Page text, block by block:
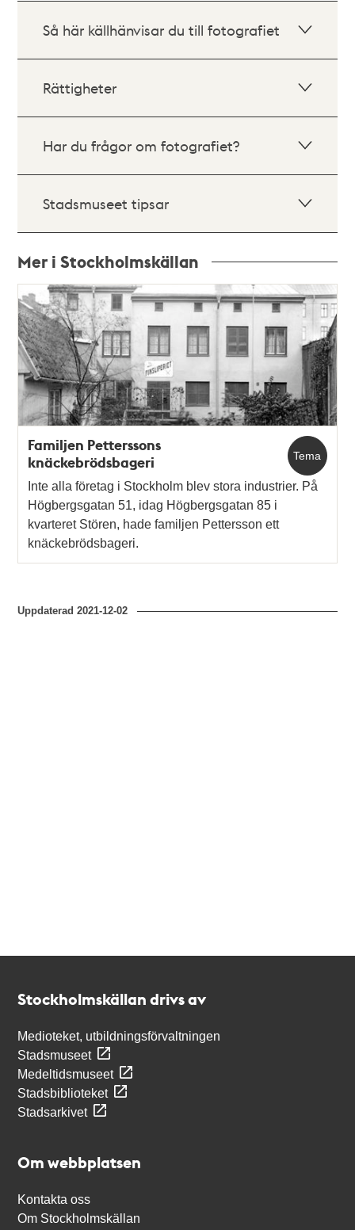
Så här källhänvisar du till fotografiet
Rättigheter
Har du frågor om fotografiet?
Stadsmuseet tipsar
Mer i Stockholmskällan
Relaterade
poster
och
teman
Tema
Familjen Petterssons
knäckebrödsbageri
Inte alla företag i Stockholm blev stora industrier. På
Högbergsgatan 51, idag Högbergsgatan 85 i
kvarteret Stören, hade familjen Pettersson ett
knäckebrödsbageri.
Uppdaterad2021-12-02
Stockholmskällan drivs av
Medioteket, utbildningsförvaltningen
Stadsmuseet
Medeltidsmuseet
Stadsbiblioteket
Stadsarkivet
Om webbplatsen
Kontakta oss
Om Stockholmskällan